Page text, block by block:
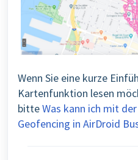
Wenn Sie eine kurze
Kartenfunktion lesen
bitteWas kann ich mit
Geofencing in AirDroid